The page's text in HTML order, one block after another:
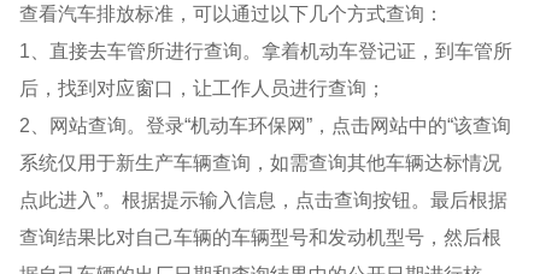
查看汽车排放标准，可以通过以下几个方式查询：
1、直接去车管所进行查询。拿着机动车登记证，到车管所
后，找到对应窗口，让工作人员进行查询；
2、网站查询。登录“机动车环保网”，点击网站中的“该查询
系统仅用于新生产车辆查询，如需查询其他车辆达标情况
点此进入”。根据提示输入信息，点击查询按钮。最后根据
查询结果比对自己车辆的车辆型号和发动机型号，然后根